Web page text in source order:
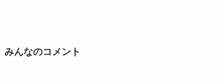
みんなのコメント